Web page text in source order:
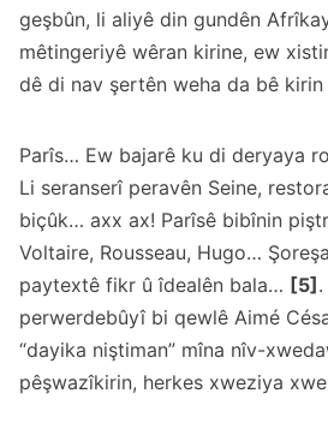
geşbûn, li aliyê din gundên
mêtingeriyê wêran kirine, ew
dê di nav şertên weha da bê kirin
Parîs… Ew bajarê ku di deryaya
Li seranserî peravên Seine,
biçûk… axx ax! Parîsê bibînin
Voltaire, Rousseau, Hugo…
paytextê fikr û îdealên bala… [5]
perwerdebûyî bi qewlê Aimé
“dayika niştiman” mîna nîv-
pêşwazîkirin, herkes xweziya